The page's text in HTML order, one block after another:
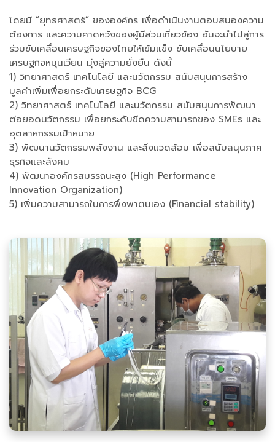
โดยมี “ยุทธศาสตร์” ขององค์กร เพื่อดำเนินงานตอบสนองความ
ต้องการ และความคาดหวังของผู้มีส่วนเกี่ยวข้อง อันจะนำไปสู่การ
ร่วมขับเคลื่อนเศรษฐกิจของไทยให้เข้มแข็ง ขับเคลื่อนนโยบาย
เศรษฐกิจหมุนเวียน มุ่งสู่ความยั่งยืน ดังนี้
1) วิทยาศาสตร์ เทคโนโลยี และนวัตกรรม สนับสนุนการสร้าง
มูลค่าเพิ่มเพื่อยกระดับเศรษฐกิจ BCG
2) วิทยาศาสตร์ เทคโนโลยี และนวัตกรรม สนับสนุนการพัฒนา
ต่อยอดนวัตกรรม เพื่อยกระดับขีดความสามารถของ SMEs และ
อุตสาหกรรมเป้าหมาย
3) พัฒนานวัตกรรมพลังงาน และสิ่งแวดล้อม เพื่อสนับสนุนภาค
ธุรกิจและสังคม
4) พัฒนาองค์กรสมรรถนะสูง (High Performance
Innovation Organization)
5) เพิ่มความสามารถในการพึ่งพาตนเอง (Financial stability)